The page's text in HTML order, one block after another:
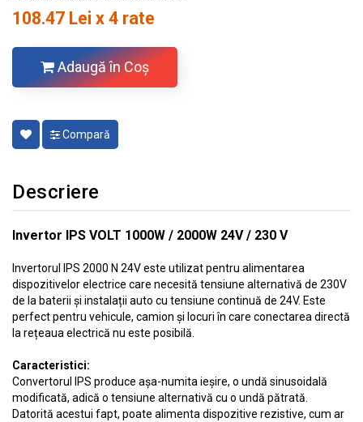
108.47 Lei x 4 rate
Adaugă în Coş
Compară
Descriere
Invertor IPS VOLT 1000W / 2000W 24V / 230 V
Invertorul IPS 2000 N 24V este utilizat pentru alimentarea
dispozitivelor electrice care necesită tensiune alternativă de 230V
de la baterii și instalații auto cu tensiune continuă de 24V. Este
perfect pentru vehicule, camion și locuri în care conectarea directă
la rețeaua electrică nu este posibilă.
Caracteristici:
Convertorul IPS produce așa-numita ieșire, o undă sinusoidală
modificată, adică o tensiune alternativă cu o undă pătrată.
Datorită acestui fapt, poate alimenta dispozitive rezistive, cum ar